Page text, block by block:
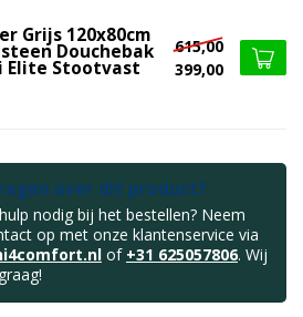
Grijs 120x80cm
Douchebak
Elite Stootvast
615,00
399,00
over dit product?
nodig bij het bestellen? Neem
op met onze klantenservice via
of +31 625057806. Wij